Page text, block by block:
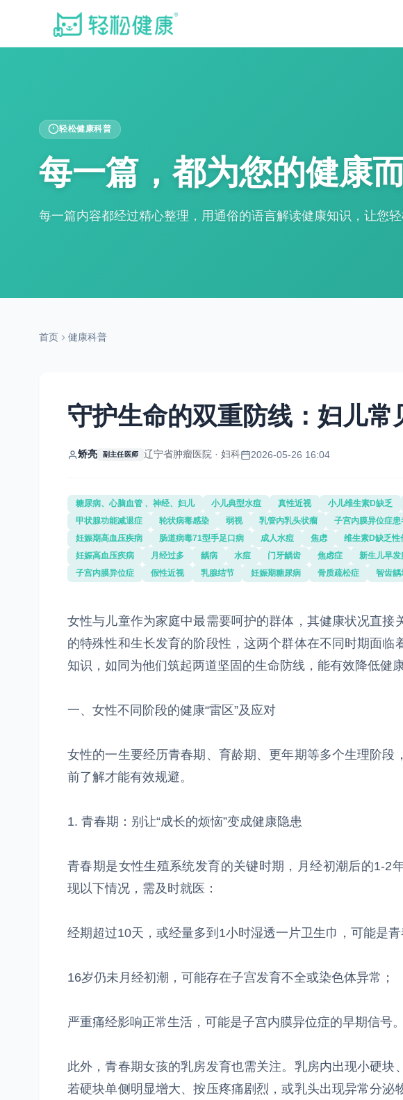
轻松健康科普
每一篇，都为您的健康
每一篇内容都经过精心整理，用通俗的语言解读健康知识，让您轻
首页 健康科普
守护生命的双重防线：妇儿常
矫亮 副主任医师 辽宁省肿瘤医院 · 妇科 2026-05-26 16:04
糖尿病、心脑血管 、神经、妇儿 小儿典型水痘 真性近视 小儿维生素D缺乏
甲状腺功能减退症
轮状病毒感染 弱视 乳管内乳头状瘤 子宫内膜异位症患
妊娠期高血压疾病
肠道病毒71型手足口病 成人水痘 焦虑 维生素D缺乏性
妊娠高血压疾病
月经过多 龋病 水痘 门牙龋齿 焦虑症 新生儿早发
子宫内膜异位症
假性近视 乳腺结节 妊娠期糖尿病 骨质疏松症 智齿龋
女性与儿童作为家庭中最需要呵护的群体，其健康状况直接
的特殊性和生长发育的阶段性，这两个群体在不同时期面
知识，如同为他们筑起两道坚固的生命防线，能有效降低健
一、女性不同阶段的健康“雷区”及应对
女性的一生要经历青春期、育龄期、更年期等多个生理阶段
前了解才能有效规避。
1. 青春期：别让“成长的烦恼”变成健康隐患
青春期是女性生殖系统发育的关键时期，月经初潮后的1-2
现以下情况，需及时就医：
经期超过10天，或经量多到1小时湿透一片卫生巾，可能是
16岁仍未月经初潮，可能存在子宫发育不全或染色体异常；
严重痛经影响正常生活，可能是子宫内膜异位症的早期信号。
此外，青春期女孩的乳房发育也需关注。乳房内出现小硬块
若硬块单侧明显增大、按压疼痛剧烈，或乳头出现异常分泌